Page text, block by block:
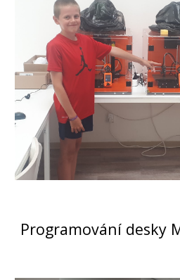
Programování desky